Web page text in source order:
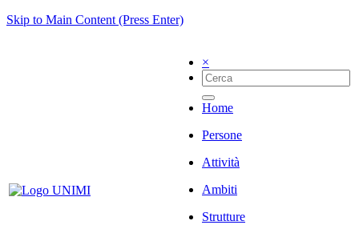
Skip to Main Content (Press Enter)
×
Home
Persone
Attività
Ambiti
Strutture